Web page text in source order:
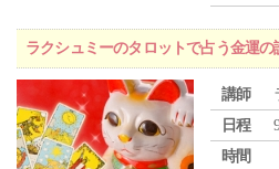
ラクシュミーのタロットで占う金運
講師
日程
時間